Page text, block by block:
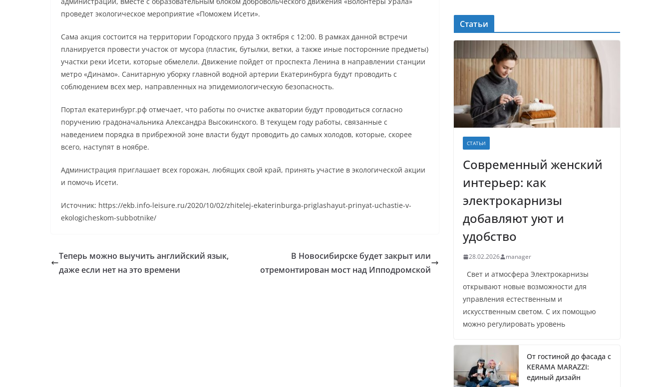
проведет экологическое мероприятие «Поможем Исети».
Сама акция состоится на территории Городского пруда 3 октября с 12:00. В рамках данной встречи
планируется провести участок от мусора (пластик, бутылки, ветки, а также иные посторонние предметы)
участки реки Исети, которые обмелели. Движение пойдет от проспекта Ленина в направлении станции
метро «Динамо». Санитарную уборку главной водной артерии Екатеринбурга будут проводить с
соблюдением всех мер, направленных на эпидемиологическую безопасность.
Портал екатеринбург.рф отмечает, что работы по очистке акватории будут проводиться согласно
поручению градоначальника Александра Высокинского. В текущем году работы, связанные с
наведением порядка в прибрежной зоне власти будут проводить до самых холодов, которые, скорее
всего, наступят в ноябре.
Администрация приглашает всех горожан, любящих свой край, принять участие в экологической акции
и помочь Исети.
Источник: https://ekb.info-leisure.ru/2020/10/02/zhitelej-ekaterinburga-priglashayut-prinyat-uchastie-v-
ekologicheskom-subbotnike/
Теперь можно выучить английский язык,
даже если нет на это времени
В Новосибирске будет закрыт или
отремонтирован мост над Ипподромской
Статьи
СТАТЬИ
Современный женский
интерьер: как
электрокарнизы
добавляют уют и
удобство
28.02.2026 manager
Свет и атмосфера Электрокарнизы
открывают новые возможности для
управления естественным и
искусственным светом. С их помощью
можно регулировать уровень
От гостиной до фасада с
KERAMA MARAZZI:
единый дизайн